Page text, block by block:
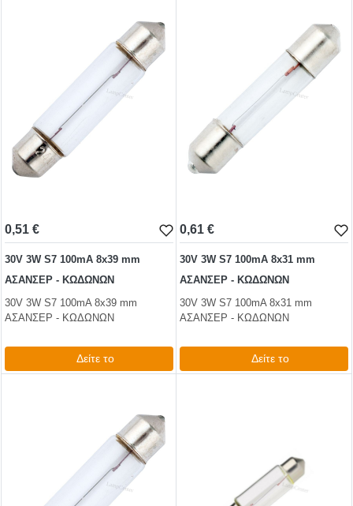
0,51 €
30V 3W S7 100mA 8x39 mm
ΑΣΑΝΣΕΡ - ΚΩΔΩΝΩΝ
30V 3W S7 100mA 8x39 mm
ΑΣΑΝΣΕΡ - ΚΩΔΩΝΩΝ
Δείτε το
0,61 €
30V 3W S7 100mA 8x31 mm
ΑΣΑΝΣΕΡ - ΚΩΔΩΝΩΝ
30V 3W S7 100mA 8x31 mm
ΑΣΑΝΣΕΡ - ΚΩΔΩΝΩΝ
Δείτε το